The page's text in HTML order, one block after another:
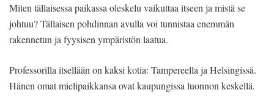
Miten tällaisessa paikassa oleskelu vaikuttaa itseen ja mistä se
johtuu? Tällaisen pohdinnan avulla voi tunnistaa enemmän
rakennetun ja fyysisen ympäristön laatua.
Professorilla itsellään on kaksi kotia: Tampereella ja Helsingissä.
Hänen omat mielipaikkansa ovat kaupungissa luonnon keskellä.